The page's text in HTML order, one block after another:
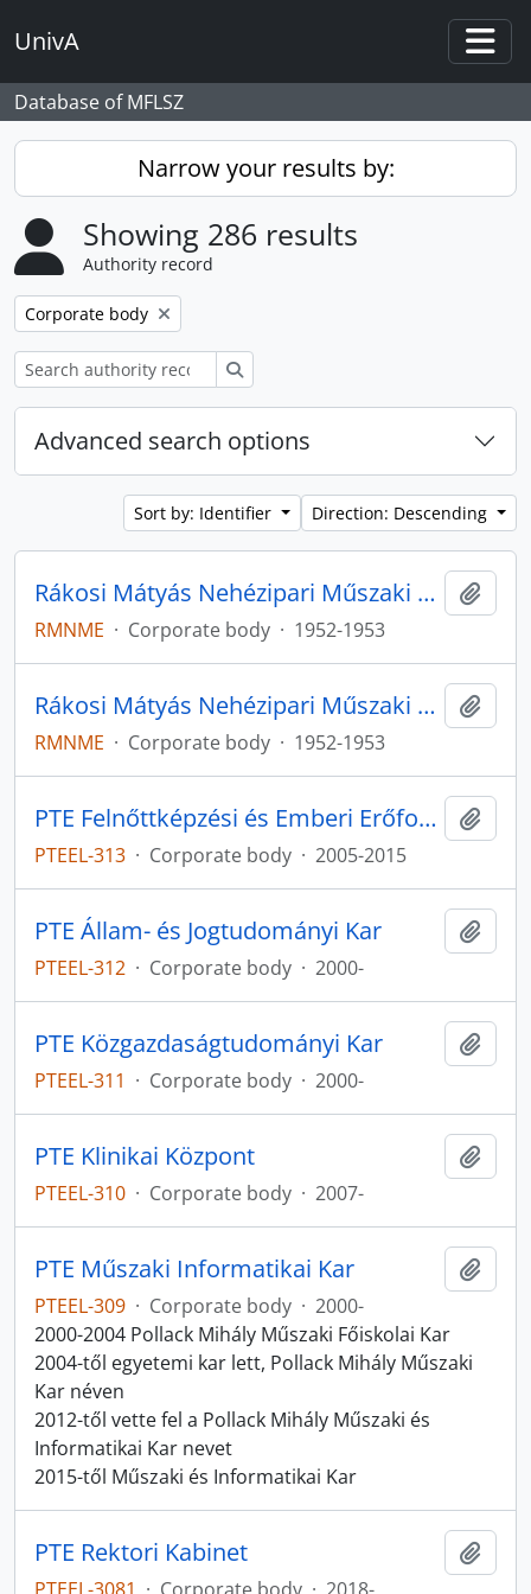
UnivA
Database of MFLSZ
Narrow your results by:
Showing 286 results
Authority record
Remove filter:
Corporate body
Advanced search options
Sort by: Identifier Direction: Descending
Rákosi Mátyás Nehézipari Műszaki Egyetem
RMNME · Corporate body · 1952-1953
Rákosi Mátyás Nehézipari Műszaki Egyetem
RMNME · Corporate body · 1952-1953
PTE Felnőttképzési és Emberi Erőforrás Fejlesztési Kar
PTEEL-313 · Corporate body · 2005-2015
PTE Állam- és Jogtudományi Kar
PTEEL-312 · Corporate body · 2000-
PTE Közgazdaságtudományi Kar
PTEEL-311 · Corporate body · 2000-
PTE Klinikai Központ
PTEEL-310 · Corporate body · 2007-
PTE Műszaki Informatikai Kar
PTEEL-309 · Corporate body · 2000-
2000-2004 Pollack Mihály Műszaki Főiskolai Kar
2004-től egyetemi kar lett, Pollack Mihály Műszaki
Kar néven
2012-től vette fel a Pollack Mihály Műszaki és
Informatikai Kar nevet
2015-től Műszaki és Informatikai Kar
PTE Rektori Kabinet